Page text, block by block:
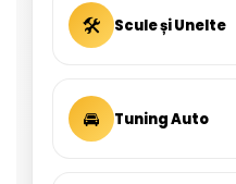
🛠 Scule și Unelte
🚘 Tuning Auto